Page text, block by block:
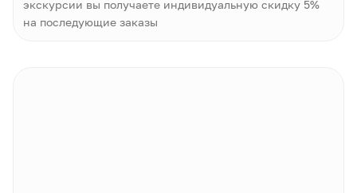
экскурсии вы получаете индивидуальную скидку 5%
на последующие заказы